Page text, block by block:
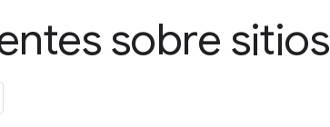
sobre sitios